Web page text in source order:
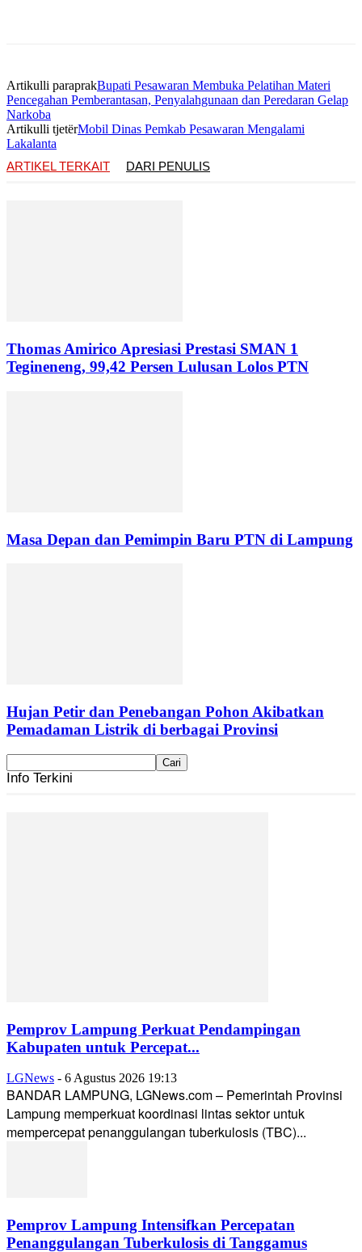
Artikulli paraprakBupati Pesawaran Membuka Pelatihan Materi
Pencegahan Pemberantasan, Penyalahgunaan dan Peredaran Gelap
Narkoba
Artikulli tjetërMobil Dinas Pemkab Pesawaran Mengalami
Lakalanta
ARTIKEL TERKAIT
DARI PENULIS
Thomas Amirico Apresiasi Prestasi SMAN 1
Tegineneng, 99,42 Persen Lulusan Lolos PTN
Masa Depan dan Pemimpin Baru PTN di Lampung
Hujan Petir dan Penebangan Pohon Akibatkan
Pemadaman Listrik di berbagai Provinsi
Info Terkini
Pemprov Lampung Perkuat Pendampingan
Kabupaten untuk Percepat...
LGNews - 6 Agustus 2026 19:13
BANDAR LAMPUNG, LGNews.com – Pemerintah Provinsi
Lampung memperkuat koordinasi lintas sektor untuk
mempercepat penanggulangan tuberkulosis (TBC)...
Pemprov Lampung Intensifkan Percepatan
Penanggulangan Tuberkulosis di Tanggamus